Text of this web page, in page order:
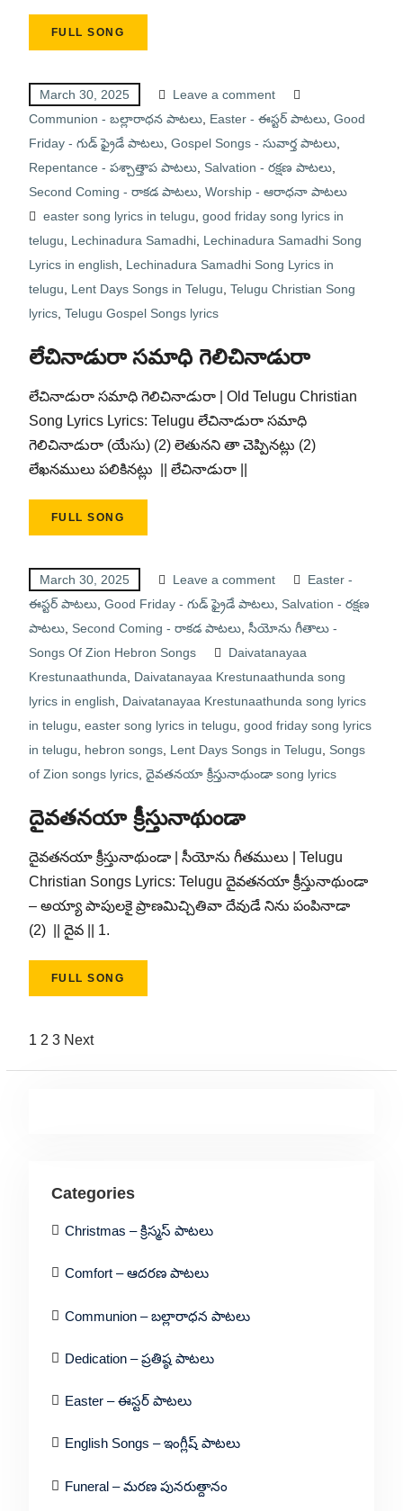
FULL SONG
March 30, 2025
Leave a comment
Communion - బల్లారాధన పాటలు, Easter - ఈస్టర్ పాటలు, Good
Friday - గుడ్ ఫ్రైడే పాటలు, Gospel Songs - సువార్త పాటలు,
Repentance - పశ్చాత్తాప పాటలు, Salvation - రక్షణ పాటలు,
Second Coming - రాకడ పాటలు, Worship - ఆరాధనా పాటలు
easter song lyrics in telugu good friday song lyrics in
telugu
Lechinadura Samadhi, Lechinadura Samadhi Song
Lyrics in english
Lechinadura Samadhi Song Lyrics in
telugu
Lent Days Songs in Telugu Telugu Christian Song
lyrics, Telugu Gospel Songs lyrics
లేచినాడురా సమాధి గెలిచినాడురా
లేచినాడురా సమాధి గెలిచినాడురా | Old Telugu Christian
Song Lyrics Lyrics: Telugu లేచినాడురా సమాధి
గెలిచినాడురా (యేసు) (2) లెతునని తా చెప్పినట్లు (2)
లేఖనములు పలికినట్లు || లేచినాడురా ||
FULL SONG
March 30, 2025 Leave a comment
Easter -
ఈస్టర్ పాటలు, Good Friday - గుడ్ ఫ్రైడే పాటలు, Salvation - రక్షణ
పాటలు, Second Coming - రాకడ పాటలు, సీయోను గీతాలు -
Songs Of Zion Hebron Songs
Daivatanayaa
Krestunaathunda
Daivatanayaa Krestunaathunda song
lyrics in english
Daivatanayaa Krestunaathunda song lyrics
in telugu easter song lyrics in telugu good friday song lyrics
in telugu
hebron songs, Lent Days Songs in Telugu
Songs
of Zion songs lyrics, దైవతనయా క్రీస్తునాథుండా song lyrics
దైవతనయా క్రీస్తునాథుండా
దైవతనయా క్రీస్తునాథుండా | సీయోను గీతములు | Telugu
Christian Songs Lyrics: Telugu దైవతనయా క్రీస్తునాథుండా
– అయ్యా పాపులకై ప్రాణమిచ్చితివా దేవుడే నిను పంపినాడా
(2) || దైవ || 1.
FULL SONG
Posts
pagination
1 2 3 Next
Categories
Christmas – క్రిస్మస్ పాటలు
Comfort – ఆదరణ పాటలు
Communion – బల్లారాధన పాటలు
Dedication – ప్రతిష్ఠ పాటలు
Easter – ఈస్టర్ పాటలు
English Songs – ఇంగ్లీష్ పాటలు
Funeral – మరణ పునరుత్దానం